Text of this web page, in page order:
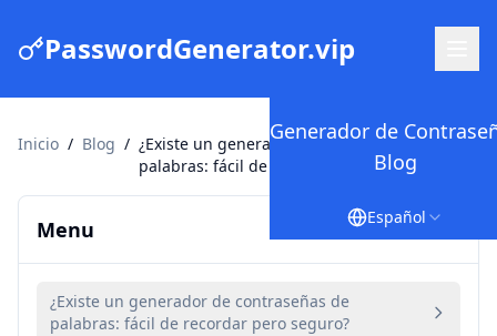
PasswordGenerator.vip
Generador de
Blog
Español
Inicio / Blog / ¿Existe un generador de contraseñas de
palabras: fácil de recordar pero seguro?
Menu
¿Existe un generador de contraseñas de
palabras: fácil de recordar pero seguro?